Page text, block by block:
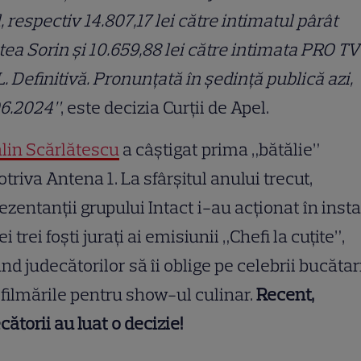
respectiv 14.807,17 lei către intimatul pârât
Sorin şi 10.659,88 lei către intimata PRO TV
Definitivă. Pronunţată în şedinţă publică azi,
, este decizia Curţii de Apel.
Scărlătescua câștigat prima „bătălie”
Antena 1. La sfârșitul anului trecut,
grupului Intact i-au acționat în
trei foști jurați ai emisiunii „Chefi la cuțite”,
judecătorilor să îi oblige pe celebrii
pentru show-ul culinar.Recent,
au luat o decizie!